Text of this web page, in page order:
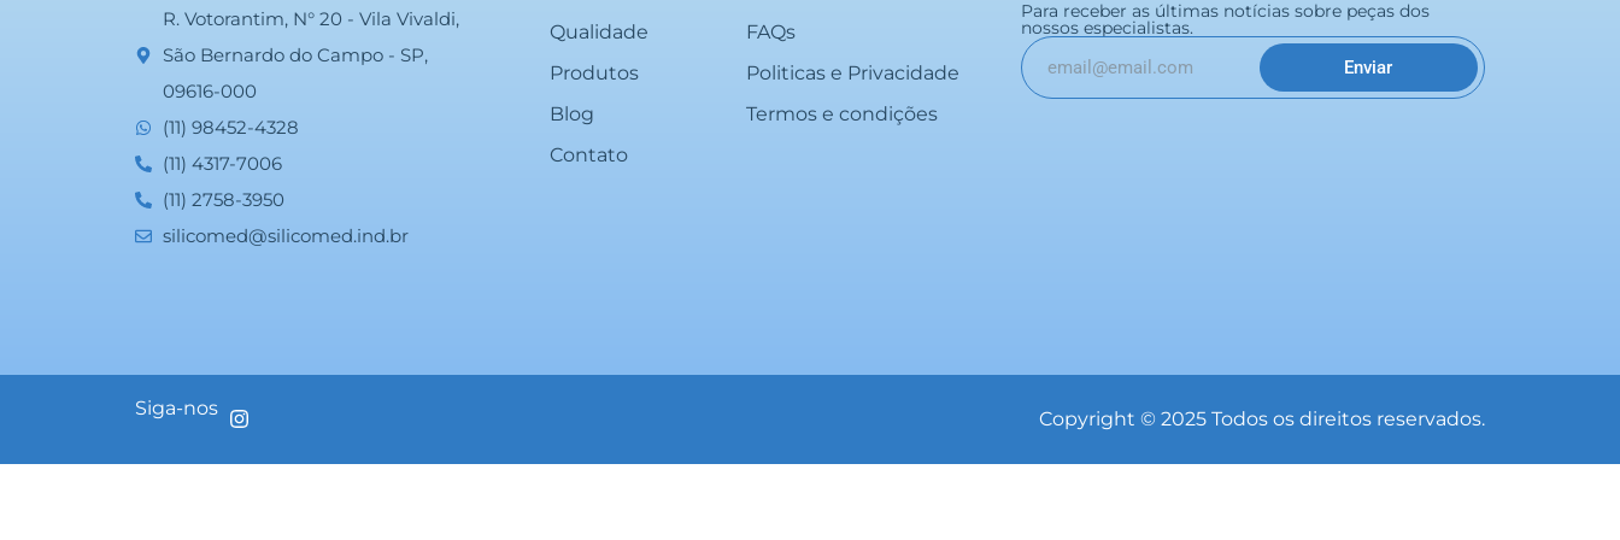
R. Votorantim, N° 20 - Vila Vivaldi,
São Bernardo do Campo - SP,
09616-000
(11) 98452-4328
(11) 4317-7006
(11) 2758-3950
silicomed@silicomed.ind.br
Qualidade
Produtos
Blog
Contato
FAQs
Politicas e Privacidade
Termos e condições
Para receber as últimas notícias sobre peças dos
nossos especialistas.
Enviar
Siga-nos Copyright © 2025 Todos os direitos reservados.